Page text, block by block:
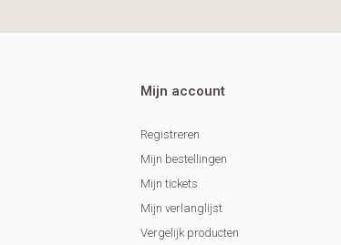
Mijn account
Registreren
Mijn bestellingen
Mijn tickets
Mijn verlanglijst
Vergelijk producten